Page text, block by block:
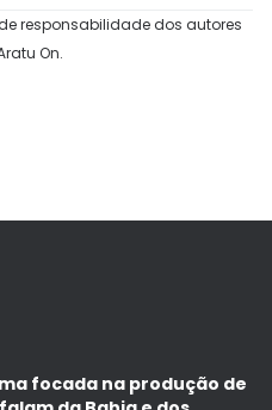
responsabilidade dos autores
On.
focada na produção de